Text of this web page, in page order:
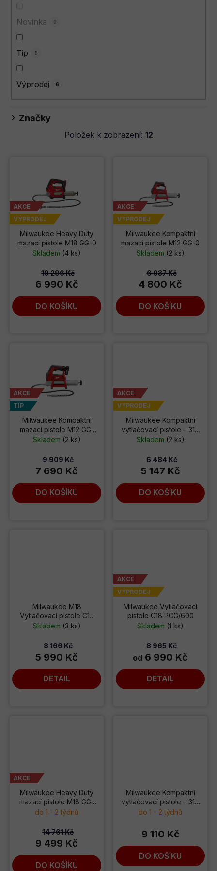
Novinka 0
Tip 1
Výprodej 6
Značky
Položek k zobrazení: 12
s
p
AKCE
VÝPRODEJ
Milwaukee Heavy Duty
mazací pistole M18 GG-0
Skladem (4 ks)
6 990 Kč
10 296 Kč
DO KOŠÍKU
AKCE
VÝPRODEJ
Milwaukee Kompaktní
mazací pistole M12 GG-0
Skladem (2 ks)
4 800 Kč
6 037 Kč
DO KOŠÍKU
AKCE
TIP
Milwaukee Kompaktní
mazací pistole M12 GG-
401B
Skladem (2 ks)
7 690 Kč
9 909 Kč
DO KOŠÍKU
AKCE
VÝPRODEJ
Milwaukee Kompaktní
vytlačovací pistole – 310
ml tuba M12 PCG/310C-0
Skladem (2 ks)
5 147 Kč
6 484 Kč
DO KOŠÍKU
Milwaukee M18
Vytlačovací pistole C18
PCG/310
Skladem (3 ks)
5 990 Kč
8 166 Kč
DETAIL
AKCE
VÝPRODEJ
Milwaukee Vytlačovací
pistole C18 PCG/600
Skladem (1 ks)
od 6 990 Kč
8 965 Kč
DETAIL
AKCE
Milwaukee Heavy Duty
mazací pistole M18 GG-
201C
do 1 - 2 týdnů
9 499 Kč
14 761 Kč
DO KOŠÍKU
Milwaukee Kompaktní
vytlačovací pistole – 310
ml náplň M12 PCG/310C-
do 1 - 2 týdnů
9 110 Kč
DO KOŠÍKU